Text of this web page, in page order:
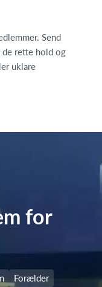
Send
rette hold og
uklare
for
Forælder